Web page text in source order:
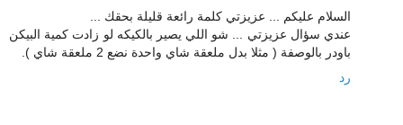
السلام عليكم ... عزيزتي كلمة رائعة قليلة بحقك ...
عندي سؤال عزيزتي ... شو اللي يصير بالكيكه لو زادت كمية البيكن
باودر بالوصفة ( مثلا بدل ملعقة شاي واحدة نضع 2 ملعقة شاي ).
رد